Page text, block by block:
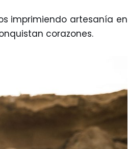
imprimiendo artesanía en
corazones.